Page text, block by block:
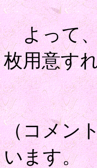
よって、
枚用意す
（コメン
います。